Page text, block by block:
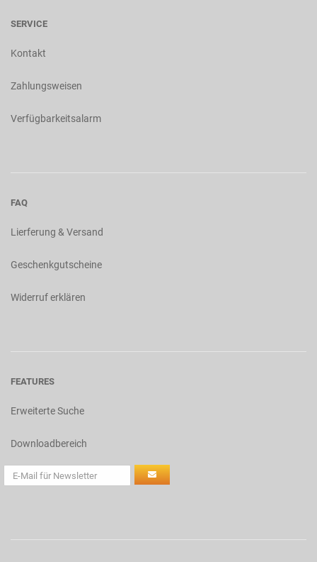
SERVICE
Kontakt
Zahlungsweisen
Verfügbarkeitsalarm
FAQ
Lierferung & Versand
Geschenkgutscheine
Widerruf erklären
FEATURES
Erweiterte Suche
Downloadbereich